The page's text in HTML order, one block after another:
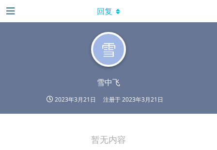
雪
雪中飞
2023年3月21日 注册于2023年3月21日
回复
暂无内容